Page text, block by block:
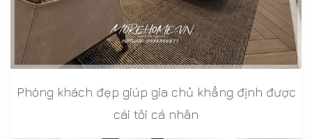
Phòng khách đẹp giúp gia chủ khẳng định được
cái tôi cá nhân